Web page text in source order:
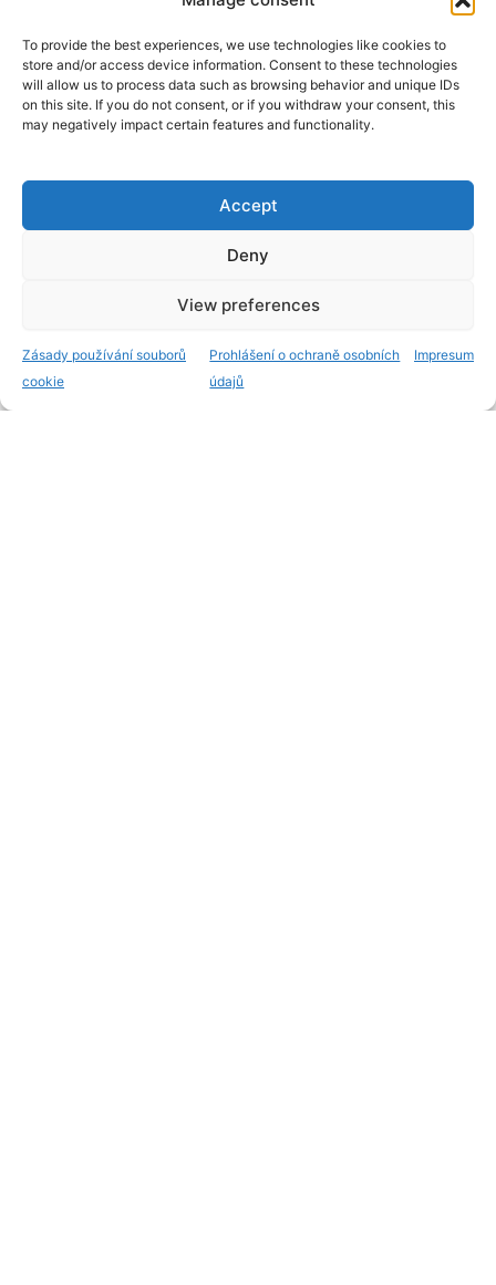
To provide the best experiences, we use technologies like cookies to
store and/or access device information. Consent to these technologies
will allow us to process data such as browsing behavior and unique IDs
on this site. If you do not consent, or if you withdraw your consent, this
may negatively impact certain features and functionality.
Accept
Deny
View preferences
Zásady používání souborů
cookie
Prohlášení o ochraně osobních
údajů
Impresum